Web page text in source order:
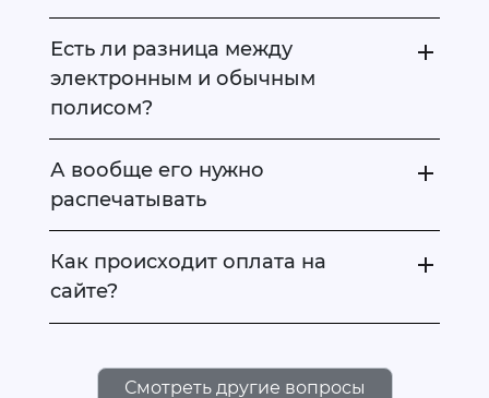
Есть ли разница между
электронным и обычным
полисом?
А вообще его нужно
распечатывать
Как происходит оплата на
сайте?
Смотреть другие вопросы